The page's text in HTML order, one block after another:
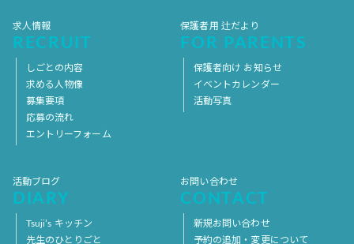
求人情報
RECRUIT
しごとの内容
求める人物像
募集要項
応募の流れ
エントリーフォーム
保護者用 辻だより
FOR PARENTS
保護者向け お知らせ
イベントカレンダー
活動写真
活動ブログ
DIARY
Tsuji’s キッチン
先生のひとりごと
お問い合わせ
CONTACT
新規お問い合わせ
予約の追加・変更について